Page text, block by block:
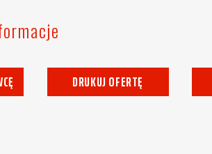
DRUKUJ OFERTĘ